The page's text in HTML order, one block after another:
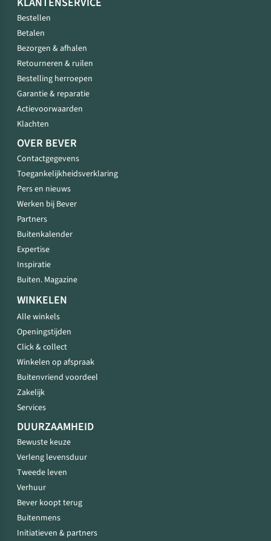
Bestellen
Betalen
Bezorgen & afhalen
Retourneren & ruilen
Bestelling herroepen
Garantie & reparatie
Actievoorwaarden
Klachten
OVER BEVER
Contactgegevens
Toegankelijkheidsverklaring
Pers en nieuws
Werken bij Bever
Partners
Buitenkalender
Expertise
Inspiratie
Buiten. Magazine
WINKELEN
Alle winkels
Openingstijden
Click & collect
Winkelen op afspraak
Buitenvriend voordeel
Zakelijk
Services
DUURZAAMHEID
Bewuste keuze
Verleng levensduur
Tweede leven
Verhuur
Bever koopt terug
Buitenmens
Initiatieven & partners